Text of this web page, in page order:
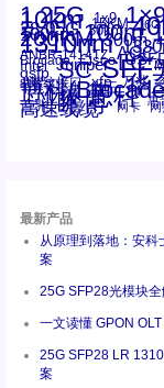
1.25G 1x9
10km 15KM 16G
28.05G 30km
100km 100m
200KM 300m
1310nm
ANBR-1414TZ AOC
Brocade Cisco
Intel Juniper LC
qsfp SC SFF
st螺纹接口 xfp 万兆
千兆光模块 华三 华
博科
工业级 思科 惠
百兆 瞻博 网卡 网
高速线缆
最新产品
从原理到落地：安
案
25G SFP28光模块
一文读懂 GPON
25G SFP28 LR
案